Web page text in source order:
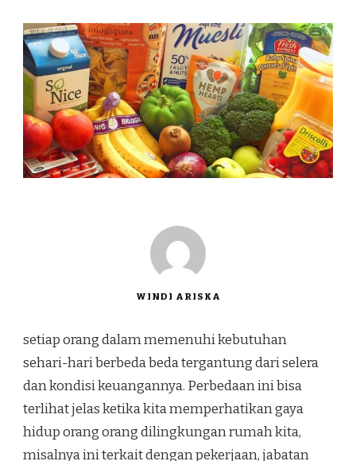
WINDI ARISKA
setiap orang dalam memenuhikebutuhan
sehari-hariberbeda beda tergantung dari selera
dan kondisi keuangannya. Perbedaan ini bisa
terlihat jelas ketika kita memperhatikan gaya
hidup orang orang dilingkungan rumah kita,
misalnya ini terkait dengan pekerjaan, jabatan